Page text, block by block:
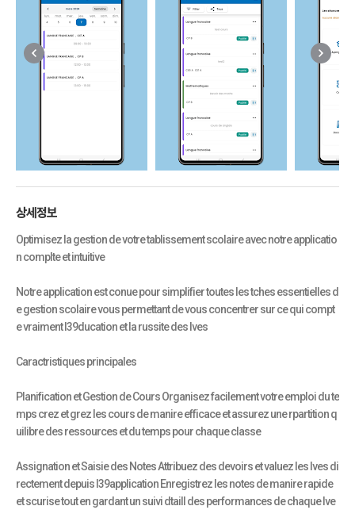
상세정보
Optimisez la gestion de votre tablissement scolaire avec notre applicatio
n complte et intuitive
Notre application est conue pour simplifier toutes les tches essentielles d
e gestion scolaire vous permettant de vous concentrer sur ce qui compt
e vraiment l39ducation et la russite des lves
Caractristiques principales
Planification et Gestion de Cours Organisez facilement votre emploi du te
mps crez et grez les cours de manire efficace et assurez une rpartition q
uilibre des ressources et du temps pour chaque classe
Assignation et Saisie des Notes Attribuez des devoirs et valuez les lves di
rectement depuis l39application Enregistrez les notes de manire rapide
et scurise tout en gardant un suivi dtaill des performances de chaque lve